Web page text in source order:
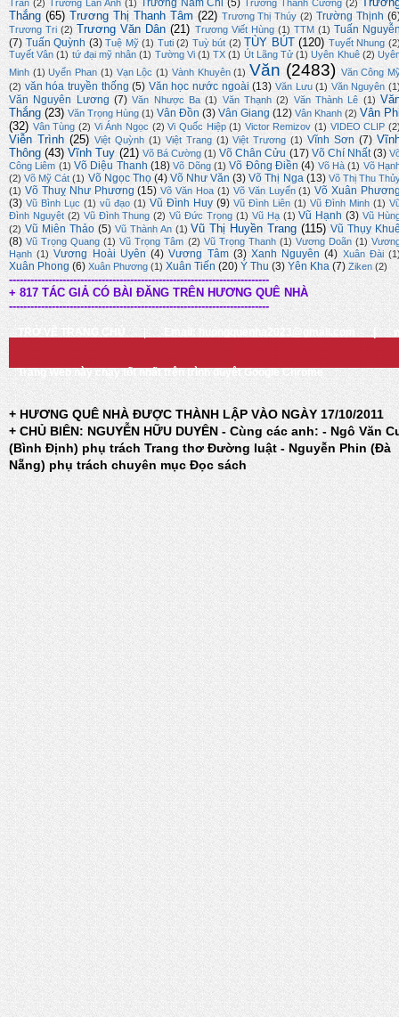
Trân (2) Trương Lan Anh (1) Trương Nam Chi (5) Trương Thanh Cường (2)
Thắng (65) Trương Thị Thanh Tâm (22) Trương Thị Thúy (2) Trường Thịnh
Trương Tri (2) Trương Văn Dân (21) Trương Viết Hùng (1) TTM (1) Tuấn
(7) Tuấn Quỳnh (3) Tuệ Mỹ (1) Tuti (2) Tuỳ bút (2) TÙY BÚT (120) Tuyết Nhung
Tuyết Vân (1) tứ đại mỹ nhân (1) Tường Vi (1) TX (1) Út Lãng Tử (1) Uyên Khuê (2)
Minh (1) Uyển Phan (1) Vạn Lộc (1) Vành Khuyên (1) Văn (2483) Văn Công
(2) văn hóa truyền thống (5) Văn học nước ngoài (13) Văn Lưu (1) Văn Nguyên
Văn Nguyên Lương (7) Văn Nhược Ba (1) Văn Thạnh (2) Văn Thành Lê (1)
Thắng (23) Văn Trọng Hùng (1) Vân Đồn (3) Vân Giang (12) Vân Khanh (2) Vân
(32) Vân Tùng (2) Vi Ánh Ngọc (2) Vi Quốc Hiệp (1) Victor Remizov (1) VIDEO CLIP
Viễn Trình (25) Việt Quỳnh (1) Việt Trang (1) Việt Trương (1) Vĩnh Sơn (7)
Thông (43) Vĩnh Tuy (21) Võ Bá Cường (1) Võ Chân Cửu (17) Võ Chí Nhất (3)
Công Liêm (1) Võ Diệu Thanh (18) Võ Dõng (1) Võ Đông Điền (4) Võ Hà (1) Võ
(2) Võ Mỹ Cát (1) Võ Ngọc Thọ (4) Võ Như Văn (3) Võ Thị Nga (13) Võ Thị Thu
(1) Võ Thuỵ Như Phương (15) Võ Văn Hoa (1) Võ Văn Luyến (1) Võ Xuân
(3) Vũ Bình Lục (1) vũ đạo (1) Vũ Đình Huy (9) Vũ Đình Liên (1) Vũ Đình Minh (1)
Đình Nguyệt (2) Vũ Đình Thung (2) Vũ Đức Trọng (1) Vũ Hạ (1) Vũ Hạnh (3) Vũ
(2) Vũ Miên Thảo (5) Vũ Thành An (1) Vũ Thị Huyền Trang (115) Vũ Thụy
(8) Vũ Trọng Quang (1) Vũ Trọng Tâm (2) Vũ Trọng Thanh (1) Vương Doãn (1)
Hạnh (1) Vương Hoài Uyên (4) Vương Tâm (3) Xanh Nguyên (4) Xuân Đài
Xuân Phong (6) Xuân Phương (1) Xuân Tiến (20) Ý Thu (3) Yên Kha (7) Ziken (2)
-------------------------------------------------------------------------
+ 817 TÁC GIẢ CÓ BÀI ĐĂNG TRÊN HƯƠNG QUÊ NHÀ
-------------------------------------------------------------------------
TRỞ VỀ TRANG CHỦ Email: huongquenha2023@gmail.com
Trang Web này chạy tốt nhất trên trình duyệt Google Chrome
+ HƯƠNG QUÊ NHÀ ĐƯỢC THÀNH LẬP VÀO NGÀY 17/10/2011
+ CHỦ BIÊN: NGUYỄN HỮU DUYÊN - Cùng các anh: - Ngô Văn
(Bình Định) phụ trách Trang thơ Đường luật - Nguyễn Phin (Đà
Nẵng) phụ trách chuyên mục Đọc sách